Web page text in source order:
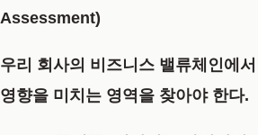
Assessment)
우리 회사의 비즈니스 밸류체인에
영향을 미치는 영역을 찾아야 한다.